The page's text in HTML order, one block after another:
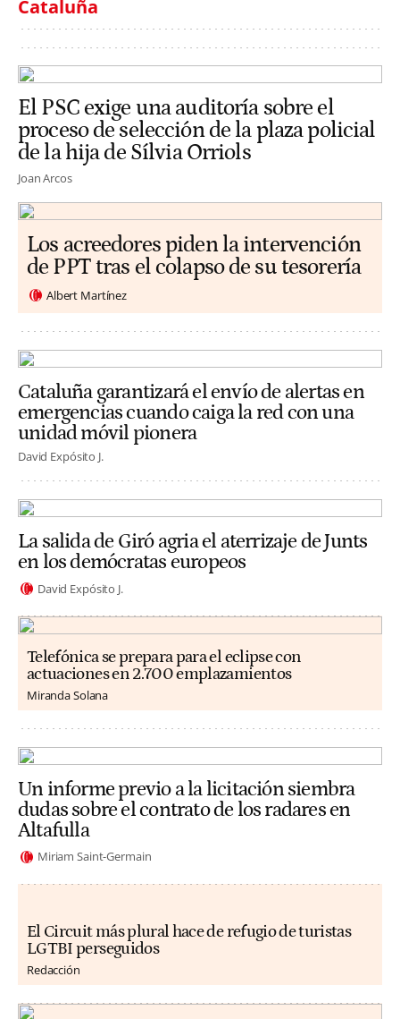
Cataluña
El PSC exige una auditoría sobre el
proceso de selección de la plaza policial
de la hija de Sílvia Orriols
Joan Arcos
Los acreedores piden la intervención
de PPT tras el colapso de su tesorería
Albert Martínez
Cataluña garantizará el envío de alertas en
emergencias cuando caiga la red con una
unidad móvil pionera
David Expósito J.
La salida de Giró agria el aterrizaje de Junts
en los demócratas europeos
David Expósito J.
Telefónica se prepara para el eclipse con
actuaciones en 2.700 emplazamientos
Miranda Solana
Un informe previo a la licitación siembra
dudas sobre el contrato de los radares en
Altafulla
Miriam Saint-Germain
El Circuit más plural hace de refugio de turistas
LGTBI perseguidos
Redacción